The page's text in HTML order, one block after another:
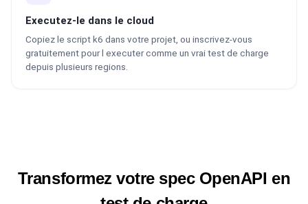
Executez-le dans le cloud
Copiez le script k6 dans votre projet, ou inscrivez-vous
gratuitement pour l executer comme un vrai test de charge
depuis plusieurs regions.
Transformez votre spec OpenAPI en